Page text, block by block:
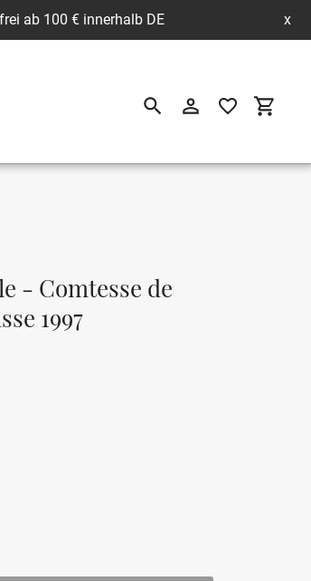
ab 100 € innerhalb DE x
SuchenEinloggen
- Comtesse de
1997